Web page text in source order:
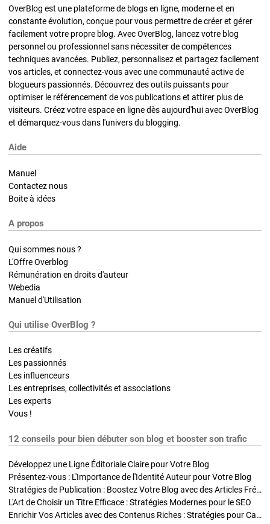
OverBlog est une plateforme de blogs en ligne, moderne et en
constante évolution, conçue pour vous permettre de créer et gérer
facilement votre propre blog. Avec OverBlog, lancez votre blog
personnel ou professionnel sans nécessiter de compétences
techniques avancées. Publiez, personnalisez et partagez facilement
vos articles, et connectez-vous avec une communauté active de
blogueurs passionnés. Découvrez des outils puissants pour
optimiser le référencement de vos publications et attirer plus de
visiteurs. Créez votre espace en ligne dès aujourd'hui avec OverBlog
et démarquez-vous dans l'univers du blogging.
Aide
Manuel
Contactez nous
Boite à idées
A propos
Qui sommes nous ?
L'Offre Overblog
Rémunération en droits d'auteur
Webedia
Manuel d'Utilisation
Qui utilise OverBlog ?
Les créatifs
Les passionnés
Les influenceurs
Les entreprises, collectivités et associations
Les experts
Vous !
12 conseils pour bien débuter son blog et booster son trafic
Développez une Ligne Éditoriale Claire pour Votre Blog
Présentez-vous : L'Importance de l'Identité Auteur pour Votre Blog
Stratégies de Publication : Boostez Votre Blog avec des Articles Fréquents et Exclusifs
L'Art de Choisir un Titre Efficace : Stratégies Modernes pour le SEO
Enrichir Vos Articles avec des Contenus Riches : Stratégies pour Captiver et Optimiser